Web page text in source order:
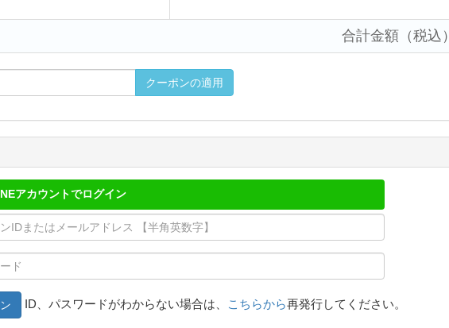
合計金額（税込）
クーポンの適用
アカウントでログイン
ID、パスワードがわからない場合は、 こちらから再発行してください。